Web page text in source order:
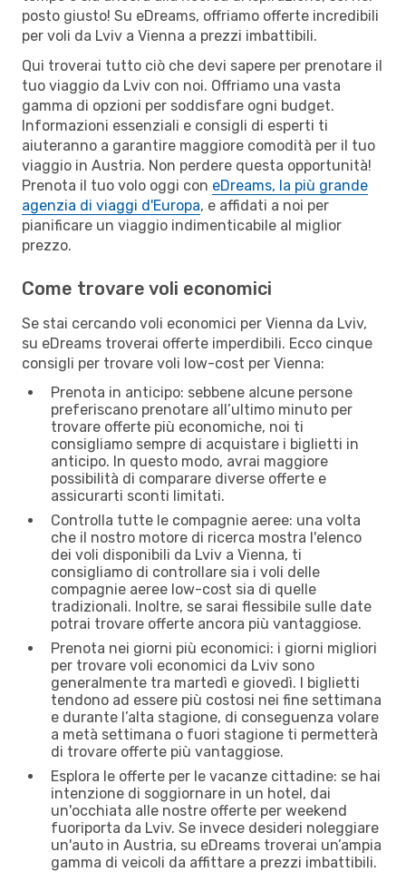
posto giusto! Su eDreams, offriamo offerte incredibili
per voli da Lviv a Vienna a prezzi imbattibili.
Qui troverai tutto ciò che devi sapere per prenotare il
tuo viaggio da Lviv con noi. Offriamo una vasta
gamma di opzioni per soddisfare ogni budget.
Informazioni essenziali e consigli di esperti ti
aiuteranno a garantire maggiore comodità per il tuo
viaggio in Austria. Non perdere questa opportunità!
Prenota il tuo volo oggi con eDreams, la più grande
agenzia di viaggi d'Europa, e affidati a noi per
pianificare un viaggio indimenticabile al miglior
prezzo.
Come trovare voli economici
Se stai cercando voli economici per Vienna da Lviv,
su eDreams troverai offerte imperdibili. Ecco cinque
consigli per trovare voli low-cost per Vienna:
Prenota in anticipo: sebbene alcune persone
preferiscano prenotare all’ultimo minuto per
trovare offerte più economiche, noi ti
consigliamo sempre di acquistare i biglietti in
anticipo. In questo modo, avrai maggiore
possibilità di comparare diverse offerte e
assicurarti sconti limitati.
Controlla tutte le compagnie aeree: una volta
che il nostro motore di ricerca mostra l'elenco
dei voli disponibili da Lviv a Vienna, ti
consigliamo di controllare sia i voli delle
compagnie aeree low-cost sia di quelle
tradizionali. Inoltre, se sarai flessibile sulle date
potrai trovare offerte ancora più vantaggiose.
Prenota nei giorni più economici: i giorni migliori
per trovare voli economici da Lviv sono
generalmente tra martedì e giovedì. I biglietti
tendono ad essere più costosi nei fine settimana
e durante l’alta stagione, di conseguenza volare
a metà settimana o fuori stagione ti permetterà
di trovare offerte più vantaggiose.
Esplora le offerte per le vacanze cittadine: se hai
intenzione di soggiornare in un hotel, dai
un'occhiata alle nostre offerte per weekend
fuoriporta da Lviv. Se invece desideri noleggiare
un'auto in Austria, su eDreams troverai un’ampia
gamma di veicoli da affittare a prezzi imbattibili.